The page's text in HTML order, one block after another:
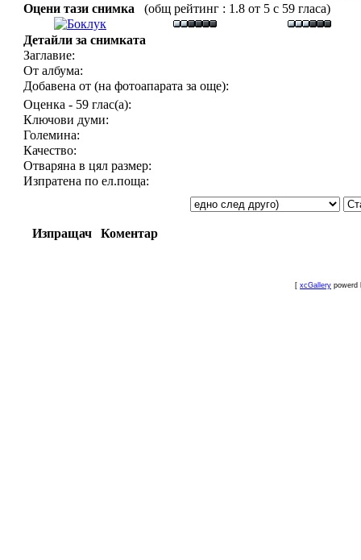
Оцени тази снимка
(общ рейтинг : 1.8 от 5 с 59 гласа)
Детайли за снимката
Заглавие:
От албума:
Добавена от (на фотоапарата за още):
Оценка - 59 глас(а):
Ключови думи:
Големина:
Качество:
Отваряна в цял размер:
Изпратена по ел.поща:
Изпращач Коментар
[ xcGallery